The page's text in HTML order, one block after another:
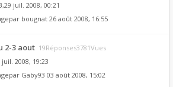
,29 juil. 2008, 00:21
bougnat 26 août 2008, 16:55
2-3 aout 19Réponses3781Vues
juil. 2008, 19:23
Gaby93 03 août 2008, 15:02